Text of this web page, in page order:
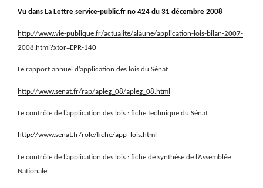
Vu dans La Lettre service-public.fr no 424 du 31 décembre 2008
http://www.vie-publique.fr/actualite/alaune/application-lois-bilan-2007-
2008.html?xtor=EPR-140
Le rapport annuel d’application des lois du Sénat
http://www.senat.fr/rap/apleg_08/apleg_08.html
Le contrôle de l’application des lois : fiche technique du Sénat
http://www.senat.fr/role/fiche/app_lois.html
Le contrôle de l’application des lois : fiche de synthèse de l’Assemblée
Nationale